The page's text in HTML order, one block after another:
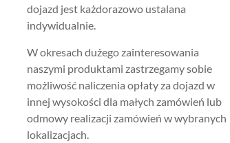
dojazd jest każdorazowo ustalana
indywidualnie.
W okresach dużego zainteresowania
naszymi produktami zastrzegamy sobie
możliwość naliczenia opłaty za dojazd w
innej wysokości dla małych zamówień lub
odmowy realizacji zamówień w wybranych
lokalizacjach.